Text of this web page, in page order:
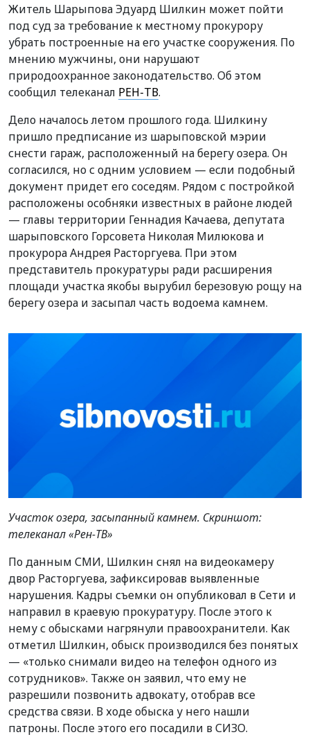
Житель Шарыпова Эдуард Шилкин может пойти
под суд за требование к местному прокурору
убрать построенные на его участке сооружения. По
мнению мужчины, они нарушают
природоохранное законодательство. Об этом
сообщил телеканал РЕН-ТВ.
Дело началось летом прошлого года. Шилкину
пришло предписание из шарыповской мэрии
снести гараж, расположенный на берегу озера. Он
согласился, но с одним условием — если подобный
документ придет его соседям. Рядом с постройкой
расположены особняки известных в районе людей
— главы территории Геннадия Качаева, депутата
шарыповского Горсовета Николая Милюкова и
прокурора Андрея Расторгуева. При этом
представитель прокуратуры ради расширения
площади участка якобы вырубил березовую рощу на
берегу озера и засыпал часть водоема камнем.
Участок озера, засыпанный камнем. Скриншот:
телеканал «Рен-ТВ»
По данным СМИ, Шилкин снял на видеокамеру
двор Расторгуева, зафиксировав выявленные
нарушения. Кадры съемки он опубликовал в Сети и
направил в краевую прокуратуру. После этого к
нему с обысками нагрянули правоохранители. Как
отметил Шилкин, обыск производился без понятых
— «только снимали видео на телефон одного из
сотрудников». Также он заявил, что ему не
разрешили позвонить адвокату, отобрав все
средства связи. В ходе обыска у него нашли
патроны. После этого его посадили в СИЗО.